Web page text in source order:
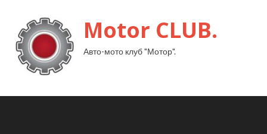
Motor CLUB.
Авто-мото клуб "Мотор".